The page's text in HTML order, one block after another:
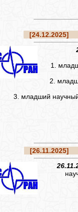
[24.12.2025]
1.
2.
3. младший научный
[26.11.2025]